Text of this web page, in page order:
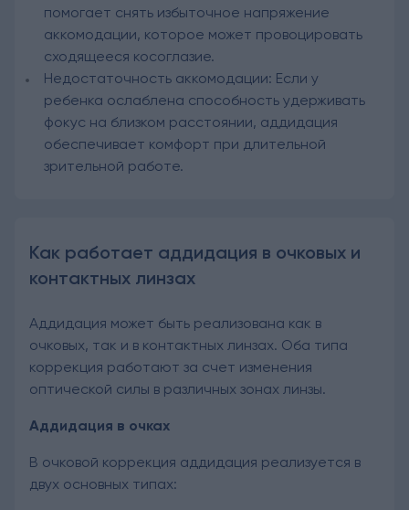
помогает снять избыточное напряжение
аккомодации, которое может провоцировать
сходящееся косоглазие.
Недостаточность аккомодации: Если у
ребенка ослаблена способность удерживать
фокус на близком расстоянии, аддидация
обеспечивает комфорт при длительной
зрительной работе.
Как работает аддидация в очковых и
контактных линзах
Аддидация может быть реализована как в
очковых, так и в контактных линзах. Оба типа
коррекция работают за счет изменения
оптической силы в различных зонах линзы.
Аддидация в очках
В очковой коррекция аддидация реализуется в
двух основных типах: